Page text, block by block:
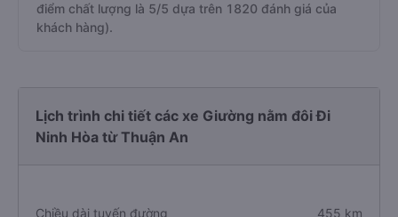
điểm chất lượng là 5/5 dựa trên 1820 đánh giá của
khách hàng).
Lịch trình chi tiết các xe Giường nằm đôi Đi
Ninh Hòa từ Thuận An
Chiều dài tuyến đường 455 km